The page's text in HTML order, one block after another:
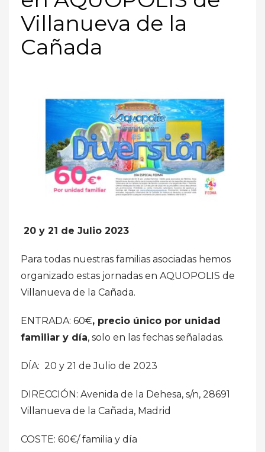
Villanueva de la
Cañada
20 y 21 de Julio 2023
Para todas nuestras familias asociadas hemos
organizado estas jornadas en AQUOPOLIS de
Villanueva de la Cañada.
ENTRADA: 60€, precio único por unidad
familiar y día, solo en las fechas señaladas.
DÍA: 20 y 21 de Julio de 2023
DIRECCIÓN: Avenida de la Dehesa, s/n, 28691
Villanueva de la Cañada, Madrid
COSTE: 60€/ familia y día